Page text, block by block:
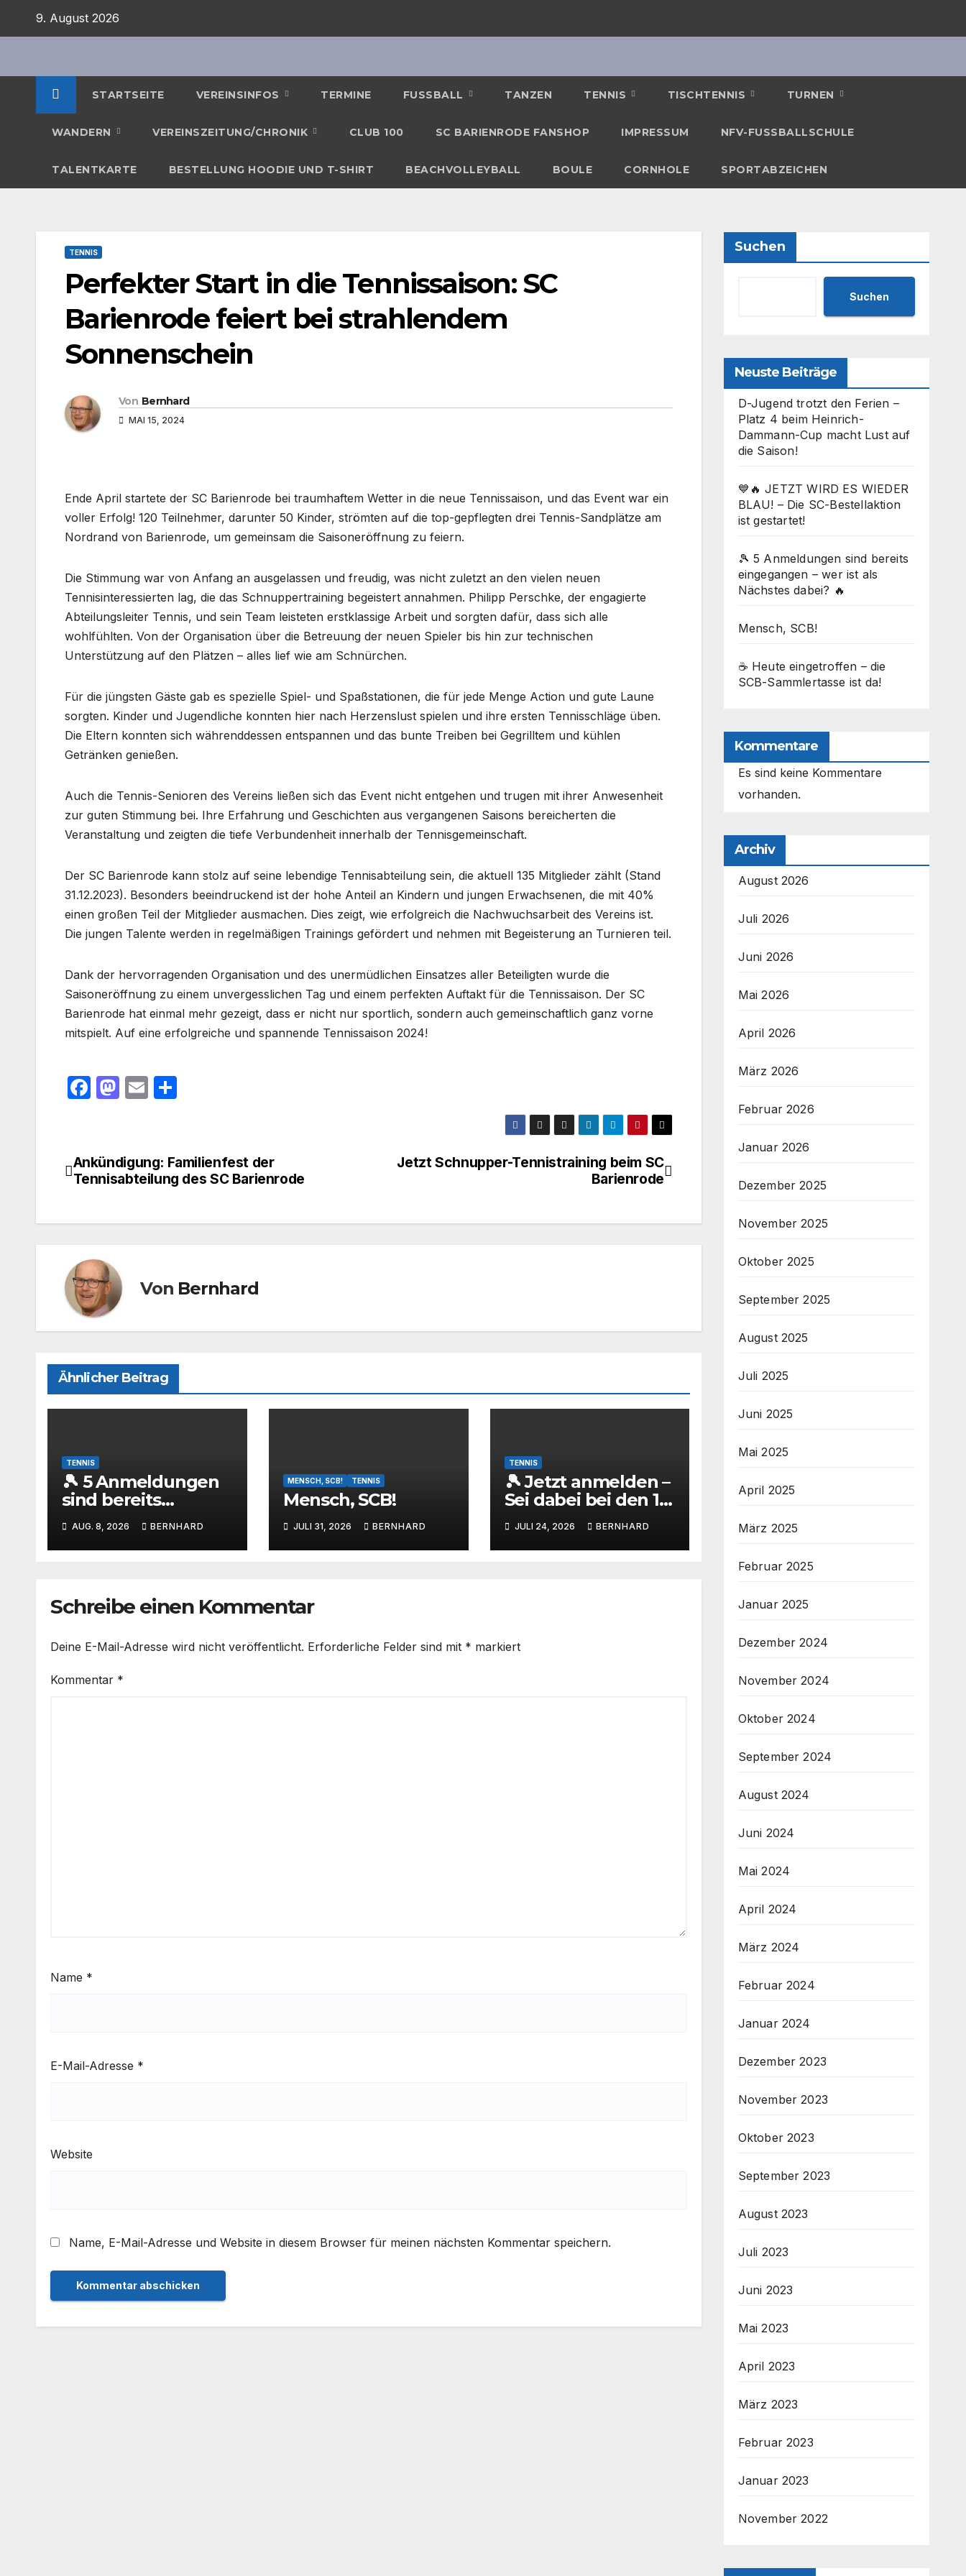
9. August 2026
STARTSEITE VEREINSINFOS TERMINE FUSSBALL TANZEN TENNIS TISCHTENNIS TURNEN
WANDERN VEREINSZEITUNG/CHRONIK CLUB 100 SC BARIENRODE FANSHOP IMPRESSUM NFV-FUSSBALLSCHULE
TALENTKARTE BESTELLUNG HOODIE UND T-SHIRT BEACHVOLLEYBALL BOULE CORNHOLE SPORTABZEICHEN
TENNIS
Perfekter Start in die Tennissaison: SC
Barienrode feiert bei strahlendem
Sonnenschein
Von Bernhard
MAI 15, 2024
Ende April startete der SC Barienrode bei traumhaftem Wetter in die neue Tennissaison, und das Event war ein
voller Erfolg! 120 Teilnehmer, darunter 50 Kinder, strömten auf die top-gepflegten drei Tennis-Sandplätze am
Nordrand von Barienrode, um gemeinsam die Saisoneröffnung zu feiern.
Die Stimmung war von Anfang an ausgelassen und freudig, was nicht zuletzt an den vielen neuen
Tennisinteressierten lag, die das Schnuppertraining begeistert annahmen. Philipp Perschke, der engagierte
Abteilungsleiter Tennis, und sein Team leisteten erstklassige Arbeit und sorgten dafür, dass sich alle
wohlfühlten. Von der Organisation über die Betreuung der neuen Spieler bis hin zur technischen
Unterstützung auf den Plätzen – alles lief wie am Schnürchen.
Für die jüngsten Gäste gab es spezielle Spiel- und Spaßstationen, die für jede Menge Action und gute Laune
sorgten. Kinder und Jugendliche konnten hier nach Herzenslust spielen und ihre ersten Tennisschläge üben.
Die Eltern konnten sich währenddessen entspannen und das bunte Treiben bei Gegrilltem und kühlen
Getränken genießen.
Auch die Tennis-Senioren des Vereins ließen sich das Event nicht entgehen und trugen mit ihrer Anwesenheit
zur guten Stimmung bei. Ihre Erfahrung und Geschichten aus vergangenen Saisons bereicherten die
Veranstaltung und zeigten die tiefe Verbundenheit innerhalb der Tennisgemeinschaft.
Der SC Barienrode kann stolz auf seine lebendige Tennisabteilung sein, die aktuell 135 Mitglieder zählt (Stand
31.12.2023). Besonders beeindruckend ist der hohe Anteil an Kindern und jungen Erwachsenen, die mit 40%
einen großen Teil der Mitglieder ausmachen. Dies zeigt, wie erfolgreich die Nachwuchsarbeit des Vereins ist.
Die jungen Talente werden in regelmäßigen Trainings gefördert und nehmen mit Begeisterung an Turnieren teil.
Dank der hervorragenden Organisation und des unermüdlichen Einsatzes aller Beteiligten wurde die
Saisoneröffnung zu einem unvergesslichen Tag und einem perfekten Auftakt für die Tennissaison. Der SC
Barienrode hat einmal mehr gezeigt, dass er nicht nur sportlich, sondern auch gemeinschaftlich ganz vorne
mitspielt. Auf eine erfolgreiche und spannende Tennissaison 2024!
F
e
b
o
M
o
d
n
E
n
Beitragsnavigation
Jetzt Schnupper-Tennistraining beim SC
Barienrode
Ankündigung: Familienfest der
Tennisabteilung des SC Barienrode
Von Bernhard
Ähnlicher Beitrag
TENNIS
🎾 5 Anmeldungen
sind bereits
eingegangen – wer
ist als Nächstes
dabei? 🔥
AUG. 8, 2026 BERNHARD
MENSCH, SCB! TENNIS
Mensch, SCB!
JULI 31, 2026 BERNHARD
TENNIS
🎾 Jetzt anmelden –
Sei dabei bei den 1.
NK4 Barienrode
Open mit Nicolas
Kiefer! 🔥
JULI 24, 2026 BERNHARD
Schreibe einen Kommentar
Deine E-Mail-Adresse wird nicht veröffentlicht. Erforderliche Felder sind mit * markiert
Kommentar *
Name *
E-Mail-Adresse *
Website
Name, E-Mail-Adresse und Website in diesem Browser für meinen nächsten Kommentar speichern.
Suchen
Suchen
Neuste Beiträge
D-Jugend trotzt den Ferien –
Platz 4 beim Heinrich-
Dammann-Cup macht Lust auf
die Saison!
💙🔥 JETZT WIRD ES WIEDER
BLAU! – Die SC-Bestellaktion
ist gestartet!
🎾 5 Anmeldungen sind bereits
eingegangen – wer ist als
Nächstes dabei? 🔥
Mensch, SCB!
☕ Heute eingetroffen – die
SCB-Sammlertasse ist da!
Kommentare
Es sind keine Kommentare
vorhanden.
Archiv
August 2026
Juli 2026
Juni 2026
Mai 2026
April 2026
März 2026
Februar 2026
Januar 2026
Dezember 2025
November 2025
Oktober 2025
September 2025
August 2025
Juli 2025
Juni 2025
Mai 2025
April 2025
März 2025
Februar 2025
Januar 2025
Dezember 2024
November 2024
Oktober 2024
September 2024
August 2024
Juni 2024
Mai 2024
April 2024
März 2024
Februar 2024
Januar 2024
Dezember 2023
November 2023
Oktober 2023
September 2023
August 2023
Juli 2023
Juni 2023
Mai 2023
April 2023
März 2023
Februar 2023
Januar 2023
November 2022